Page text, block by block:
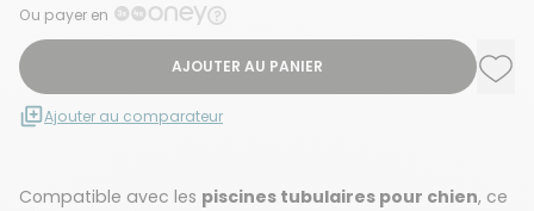
Ou payer en
AJOUTER AU PANIER
Ajouter au comparateur
Compatible avec les piscines tubulaires pour chien, ce